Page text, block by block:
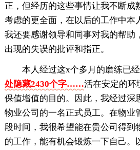
正，但经历的这些事情让我不断成
考虑的更全面，在以后的工作中本
我还要感谢领导和同事对我的帮助
出现的失误的批评和指正。
本人经过这x个多月的磨练已
处隐藏2430个字……活在安定的环
保值增值的目的。因此，我经过深
物业公司的一名正式员工。在物业
段时间，我很希望能在贵公司得到
的工作，能有机会锻炼一下自己。